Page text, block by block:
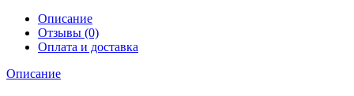
Описание
Отзывы (0)
Оплата и доставка
Описание